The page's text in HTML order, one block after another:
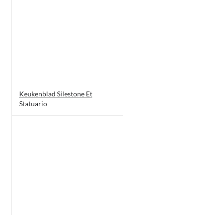
Keukenblad Silestone Et
Statuario